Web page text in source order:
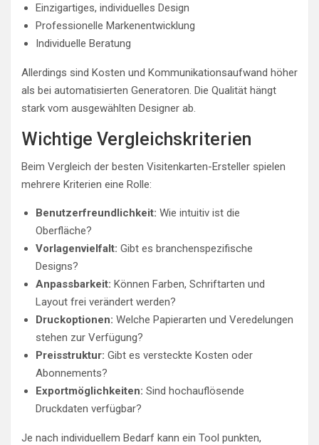
Einzigartiges, individuelles Design
Professionelle Markenentwicklung
Individuelle Beratung
Allerdings sind Kosten und Kommunikationsaufwand höher
als bei automatisierten Generatoren. Die Qualität hängt
stark vom ausgewählten Designer ab.
Wichtige Vergleichskriterien
Beim Vergleich der besten Visitenkarten-Ersteller spielen
mehrere Kriterien eine Rolle:
Benutzerfreundlichkeit: Wie intuitiv ist die
Oberfläche?
Vorlagenvielfalt: Gibt es branchenspezifische
Designs?
Anpassbarkeit: Können Farben, Schriftarten und
Layout frei verändert werden?
Druckoptionen: Welche Papierarten und Veredelungen
stehen zur Verfügung?
Preisstruktur: Gibt es versteckte Kosten oder
Abonnements?
Exportmöglichkeiten: Sind hochauflösende
Druckdaten verfügbar?
Je nach individuellem Bedarf kann ein Tool punkten,